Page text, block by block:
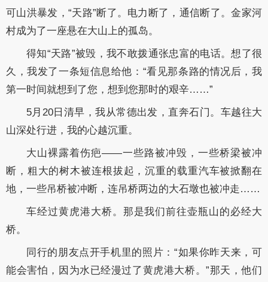
可山洪暴发，“天路”断了。电力断了，通信断了。金家河
村成为了一座悬在大山上的孤岛。
得知“天路”被毁，我不敢拨通张忠富的电话。想了很
久，我发了一条短信息给他：“看见那条路的情况后，我
第一时间就想到了您，想到您那时的艰辛……”
5月20日清早，我从常德出发，直奔石门。车越往大
山深处行进，我的心越沉重。
大山裸露着伤疤——一些路被冲毁，一些桥梁被冲
断，粗大的树木被连根拔起，沉重的载重汽车被掀翻在
地，一些吊桥被冲断，连吊桥两边的大石墩也被冲走……
车经过黄虎港大桥。那是我们前往壶瓶山的必经大
桥。
同行的朋友点开手机里的照片：“如果你昨天来，可
能会害怕，因为水已经漫过了黄虎港大桥。”那天，他们